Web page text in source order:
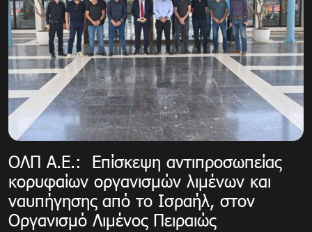
ΟΛΠ Α.Ε.: Επίσκεψη αντιπροσωπείας
κορυφαίων οργανισμών λιμένων και
ναυπήγησης από το Ισραήλ, στον
Οργανισμό Λιμένος Πειραιώς